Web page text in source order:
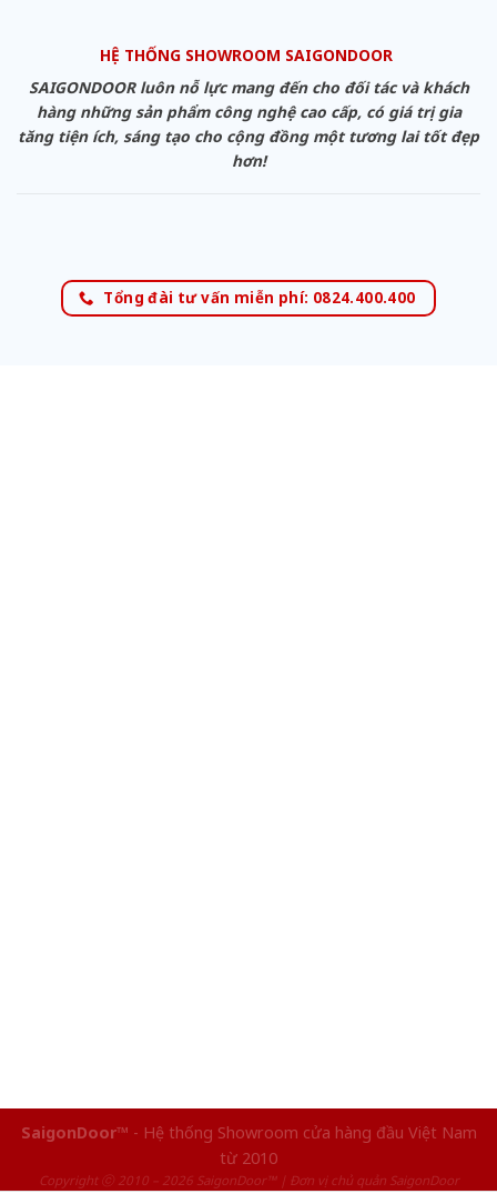
HỆ THỐNG SHOWROOM SAIGONDOOR
SAIGONDOOR luôn nỗ lực mang đến cho đối tác và khách
hàng những sản phẩm công nghệ cao cấp, có giá trị gia
tăng tiện ích, sáng tạo cho cộng đồng một tương lai tốt đẹp
hơn!
Tổng đài tư vấn miễn phí: 0824.400.400
SaigonDoor™ - Hệ thống Showroom cửa hàng đầu Việt Nam
từ 2010
Copyright ⓒ 2010 – 2026 SaigonDoor™ | Đơn vị chủ quản SaigonDoor